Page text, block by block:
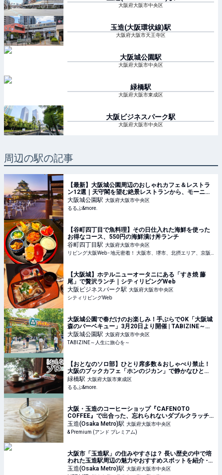
大阪府大阪市中央区
玉造(大阪環状線)駅
大阪府大阪市天王寺区
大阪城公園駅
大阪府大阪市中央区
緑橋駅
大阪府大阪市東成区
大阪ビジネスパーク駅
大阪府大阪市中央区
周辺の駅の記事
【最新】大阪城公園周辺のおしゃれカフェ＆レストラ
ン12選｜天守閣を望む絶景レストランから、モーニン
グの人気店、こだわりスイーツが楽しめるカフェま
で！｜るるぶ&more.
大阪城公園駅 大阪府大阪市中央区
るるぶ&more.
【谷町四丁目で魚料理】その日仕入れた海鮮を使った
お得なコース、550円の海鮮漬け丼ランチ
谷町四丁目駅 大阪府大阪市中央区
【大阪城】ホテルニューオータニにある「すき焼 藤
尾」で贅沢ランチ｜シティリビングWeb
大阪ビジネスパーク駅 大阪府大阪市中央区
シティリビングWeb
大阪城公園で春だけのお楽しみ！手ぶらでOK「大阪城
森のバーベキュー」3月20日より開催 | TABIZINE～人
生に旅心を～
大阪城公園駅 大阪府大阪市中央区
TABIZINE～人生に旅心を～
【おとなのソロ部】ひとり席多数＆おしゃべり禁止！
大阪のブックカフェ「ホンのジカン」で静かなひとり
カフェ時間｜るるぶ&more.
緑橋駅 大阪府大阪市東成区
るるぶ&more.
大阪・玉造のコーヒーショップ『CAFENOTO
COFFEE』で出合った、忘れられないダブルクラッチ
ラテ。写真と文：石井ブレンド (お笑い芸人、
『GOODFEELING COFFEE』オーナー) #1
玉造(Osaka Metro)駅 大阪府大阪市中央区
& Premium (アンド プレミアム)
大阪市「玉造駅」の住みやすさは？ 長い歴史の中で培
われた玉造駅周辺の魅力やおすすめスポットを紹介 -
LIFE LIST - 好きな街・住みたい街・私の街
玉造(Osaka Metro)駅 大阪府大阪市中央区